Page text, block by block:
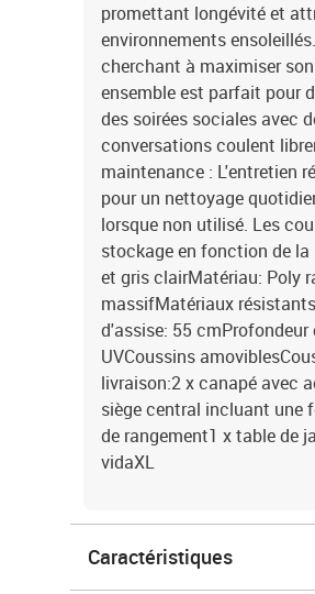
promettant longévité et
environnements
cherchant à maximiser
ensemble est parfait pour
des soirées sociales avec
conversations coulent
maintenance : L'entretien
pour un nettoyage
lorsque non utilisé. Les
stockage en fonction de la
et gris clairMatériau: Poly
massifMatériaux
d'assise: 55
UVCoussins
livraison:2 x canapé avec
siège central incluant une
de rangement1 x table de
vidaXL
Caractéristiques